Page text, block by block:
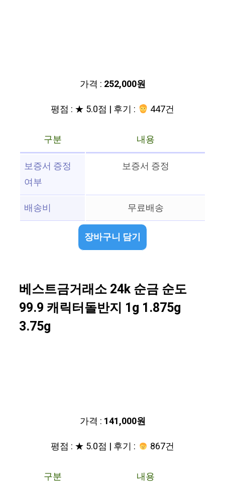
가격 : 252,000원
평점 : ★ 5.0점 | 후기 :
447건
구분
내용
보증서 증정
여부
보증서 증정
배송비 무료배송
장바구니 담기
베스트금거래소 24k 순금 순도
99.9 캐릭터돌반지 1g 1.875g
3.75g
가격 : 141,000원
평점 : ★ 5.0점 | 후기 :
867건
구분 내용